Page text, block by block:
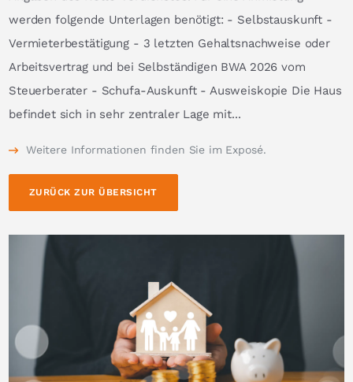
werden folgende Unterlagen benötigt: - Selbstauskunft -
Vermieterbestätigung - 3 letzten Gehaltsnachweise oder
Arbeitsvertrag und bei Selbständigen BWA 2026 vom
Steuerberater - Schufa-Auskunft - Ausweiskopie Die Haus
befindet sich in sehr zentraler Lage mit...
Weitere Informationen finden Sie im Exposé.
ZURÜCK ZUR ÜBERSICHT